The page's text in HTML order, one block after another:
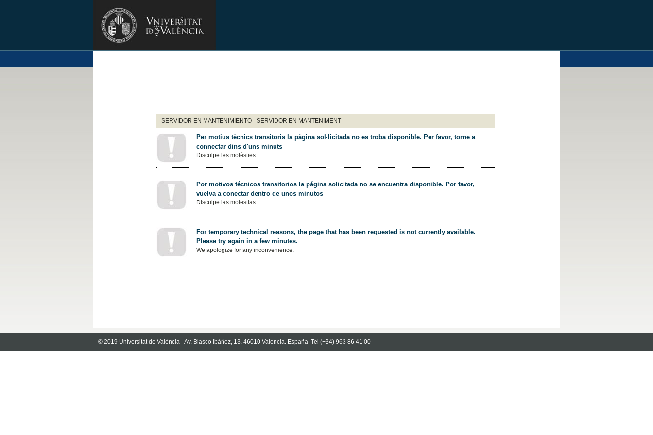
SERVIDOR EN MANTENIMIENTO - SERVIDOR EN MANTENIMENT
Per motius tècnics transitoris la pàgina sol·licitada no es troba disponible. Per favor, torne a
connectar dins d'uns minuts
Disculpe les molèsties.
Por motivos técnicos transitorios la página solicitada no se encuentra disponible. Por favor,
vuelva a conectar dentro de unos minutos
Disculpe las molestias.
For temporary technical reasons, the page that has been requested is not currently available.
Please try again in a few minutes.
We apologize for any inconvenience.
© 2019 Universitat de València - Av. Blasco Ibáñez, 13. 46010 Valencia. España. Tel (+34) 963 86 41 00